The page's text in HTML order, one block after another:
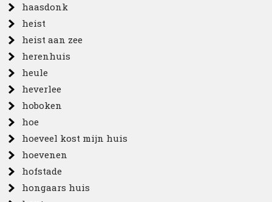
haasdonk
heist
heist aan zee
herenhuis
heule
heverlee
hoboken
hoe
hoeveel kost mijn huis
hoevenen
hofstade
hongaars huis